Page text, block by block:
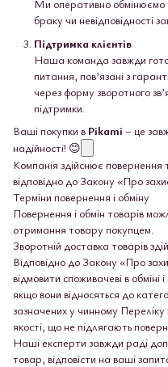
Ми оперативно обмінюємо
браку чи невідповідності
Підтримка клієнтів
Наша команда завжди
питання, пов’язані з
через форму зворотного
підтримки.
Ваші покупки в Pikami – це
надійності! 😊
Компанія здійснює повернення
відповідно до Закону «Про
Терміни повернення і обміну
Повернення і обмін товарів
отримання товару покупцем.
Зворотній доставка товарів
Відповідно до Закону «Про
відмовити споживачеві в обміні
якщо вони відносяться до
зазначених у чинному
якості, що не підлягають
Наші експерти завжди раді
товар, відповісти на ваші